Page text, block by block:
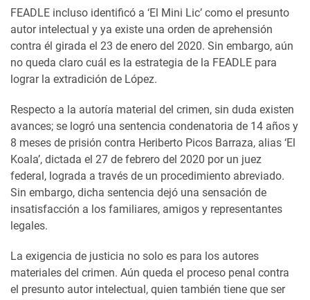
FEADLE incluso identificó a ‘El Mini Lic’ como el presunto
autor intelectual y ya existe una orden de aprehensión
contra él girada el 23 de enero del 2020. Sin embargo, aún
no queda claro cuál es la estrategia de la FEADLE para
lograr la extradición de López.
Respecto a la autoría material del crimen, sin duda existen
avances; se logró una sentencia condenatoria de 14 años y
8 meses de prisión contra Heriberto Picos Barraza, alias ‘El
Koala’, dictada el 27 de febrero del 2020 por un juez
federal, lograda a través de un procedimiento abreviado.
Sin embargo, dicha sentencia dejó una sensación de
insatisfacción a los familiares, amigos y representantes
legales.
La exigencia de justicia no solo es para los autores
materiales del crimen. Aún queda el proceso penal contra
el presunto autor intelectual, quien también tiene que ser